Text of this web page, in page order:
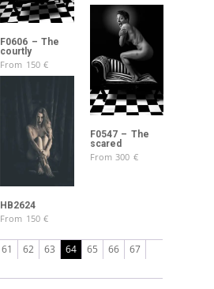
F0606 – The
courtly
From 150€
F0547 – The
scared
From300 €
HB2624
From 150€
61 62 63 64 65 66
67